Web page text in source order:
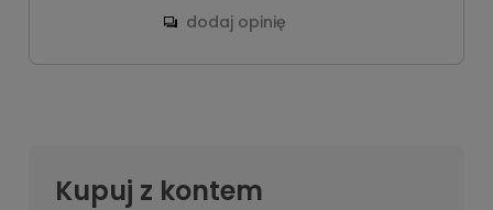
dodaj opinię
Kupuj z kontem